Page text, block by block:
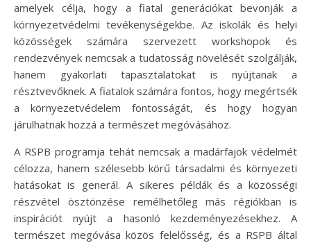
amelyek célja, hogy a fiatal generációkat bevonják a
környezetvédelmi tevékenységekbe. Az iskolák és helyi
közösségek számára szervezett workshopok és
rendezvények nemcsak a tudatosság növelését szolgálják,
hanem gyakorlati tapasztalatokat is nyújtanak a
résztvevőknek. A fiatalok számára fontos, hogy megértsék
a környezetvédelem fontosságát, és hogy hogyan
járulhatnak hozzá a természet megóvásához.
A RSPB programja tehát nemcsak a madárfajok védelmét
célozza, hanem szélesebb körű társadalmi és környezeti
hatásokat is generál. A sikeres példák és a közösségi
részvétel ösztönzése remélhetőleg más régiókban is
inspirációt nyújt a hasonló kezdeményezésekhez. A
természet megóvása közös felelősség, és a RSPB által